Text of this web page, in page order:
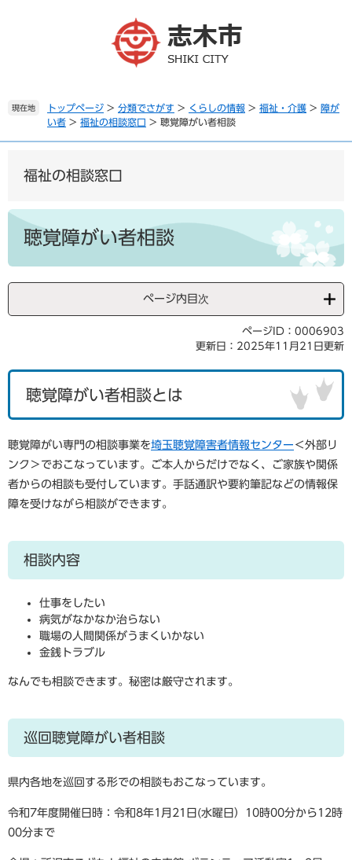
。
て
現在地 トップページ > 分類でさがす > くらしの情報 > 福祉・介護 > 障が
い者 > 福祉の相談窓口 > 聴覚障がい者相談
福祉の相談窓口
本
聴覚障がい者相談
ページ内目次
ページID：0006903
更新日：2025年11月21日更新
聴覚障がい者相談とは
聴覚障がい専門の相談事業を埼玉聴覚障害者情報センター ＜外部リ
ンク＞ でおこなっています。ご本人からだけでなく、ご家族や関係
者からの相談も受付しています。手話通訳や要約筆記などの情報保
障を受けながら相談ができます。
相談内容
仕事をしたい
病気がなかなか治らない
職場の人間関係がうまくいかない
金銭トラブル
なんでも相談できます。秘密は厳守されます。
巡回聴覚障がい者相談
県内各地を巡回する形での相談もおこなっています。
令和7年度開催日時：令和8年1月21日(水曜日）10時00分から12時
00分まで